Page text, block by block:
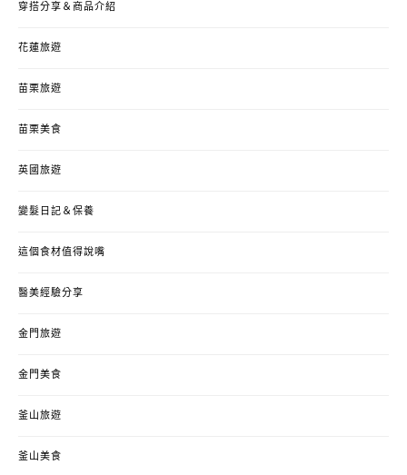
穿搭分享＆商品介紹
花蓮旅遊
苗栗旅遊
苗栗美食
英國旅遊
變髮日記＆保養
這個食材值得說嘴
醫美經驗分享
金門旅遊
金門美食
釜山旅遊
釜山美食